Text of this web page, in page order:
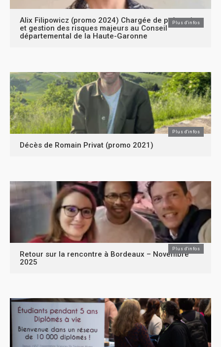
Alix Filipowicz (promo 2024) Chargée de prévention
et gestion des risques majeurs au Conseil
départemental de la Haute-Garonne
Plus d'infos
Décès de Romain Privat (promo 2021)
Plus d'infos
Retour sur la rencontre à Bordeaux – Novembre
2025
Plus d'infos